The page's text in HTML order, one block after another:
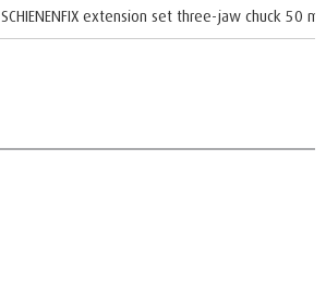
SCHIENENFIX extension set three-jaw chuck 50